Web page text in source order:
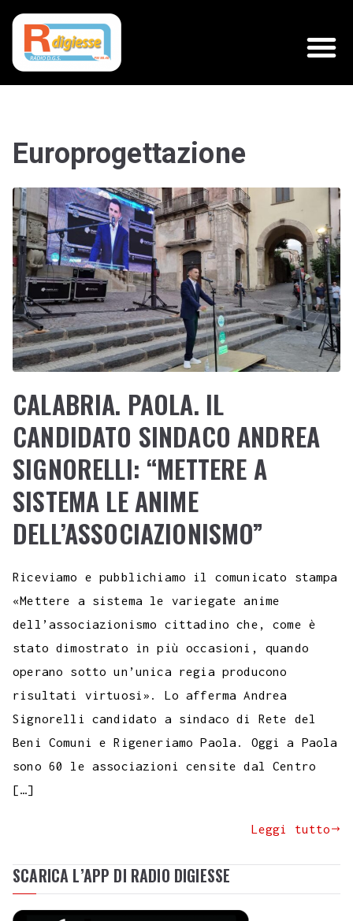
Europrogettazione
CALABRIA. PAOLA. IL
CANDIDATO SINDACO ANDREA
SIGNORELLI: “METTERE A
SISTEMA LE ANIME
DELL’ASSOCIAZIONISMO”
Riceviamo e pubblichiamo il comunicato stampa
«Mettere a sistema le variegate anime
dell’associazionismo cittadino che, come è
stato dimostrato in più occasioni, quando
operano sotto un’unica regia producono
risultati virtuosi». Lo afferma Andrea
Signorelli candidato a sindaco di Rete del
Beni Comuni e Rigeneriamo Paola. Oggi a Paola
sono 60 le associazioni censite dal Centro
[…]
Leggi tutto
SCARICA L’APP DI RADIO DIGIESSE